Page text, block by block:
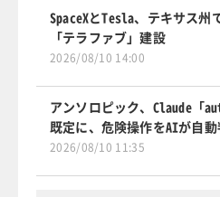
SpaceXとTesla、テキサス州
「テラファブ」建設
2026/08/10 14:00
アンソロピック、Claude「
既定に、危険操作をAIが自動
2026/08/10 11:35